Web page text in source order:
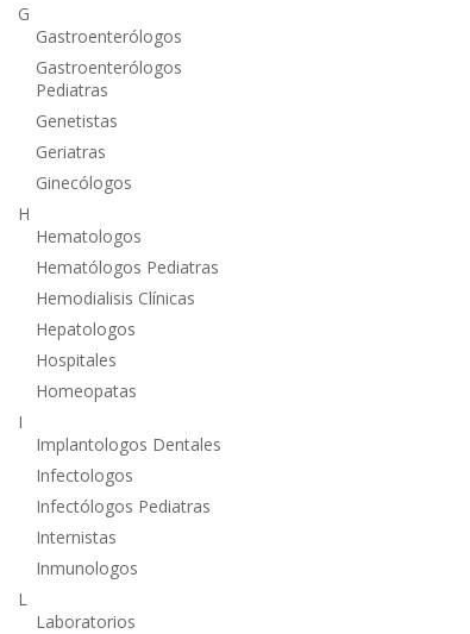
G
Gastroenterólogos
Gastroenterólogos
Pediatras
Genetistas
Geriatras
Ginecólogos
H
Hematologos
Hematólogos Pediatras
Hemodialisis Clínicas
Hepatologos
Hospitales
Homeopatas
I
Implantologos Dentales
Infectologos
Infectólogos Pediatras
Internistas
Inmunologos
L
Laboratorios